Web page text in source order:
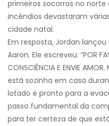
primeiros socorros no norte
incêndios devastaram
cidade natal.
Em resposta, Jordan
Aaron. Ele escreveu: “POR
CONSCIÊNCIA E ENVIE
está sozinha em casa
lotado e pronto para a
passo fundamental da
para ter certeza de que